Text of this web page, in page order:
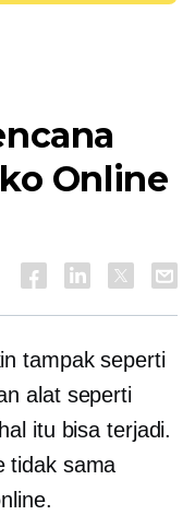
Online
tampak seperti
alat seperti
itu bisa terjadi.
tidak sama